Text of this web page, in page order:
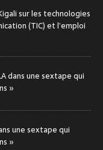
sur les technologies
(TIC) et l’emploi
dans une sextape qui
»
une sextape qui
»